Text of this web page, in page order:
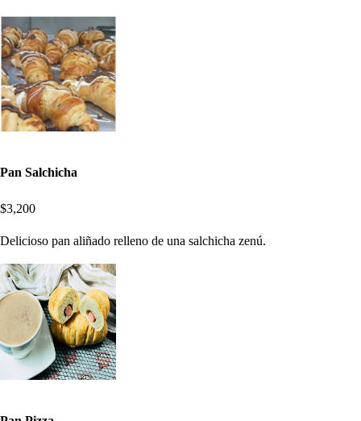
Pan Salchicha
$3,200
Delicioso pan aliñado relleno de una salchicha zenú.